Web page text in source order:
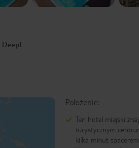
Położenie:
Ten hotel miejski
turystycznym
kilka minut